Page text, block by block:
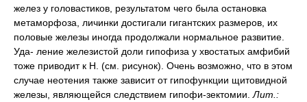
желез у головастиков, результатом чего была остановка
метаморфоза, личинки достигали гигантских размеров, их
половые железы иногда продолжали нормальное развитие.
Уда- ление железистой доли гипофиза у хвостатых амфибий
тоже приводит к Н. (см. рисунок). Очень возможно, что в этом
случае неотения также зависит от гипофункции щитовидной
железы, являющейся следствием гипофи-зектомии. Лит.: